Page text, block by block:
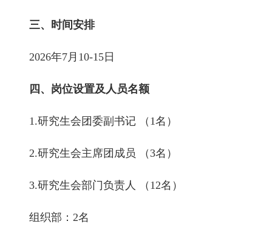
三、时间安排
2026年7月10-15日
四、岗位设置及人员名额
1.研究生会团委副书记 （1名）
2.研究生会主席团成员 （3名）
3.研究生会部门负责人 （12名）
组织部：2名